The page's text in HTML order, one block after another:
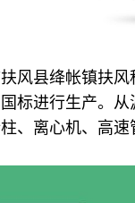
风县绛帐镇扶
标进行生产。
、离心机、高